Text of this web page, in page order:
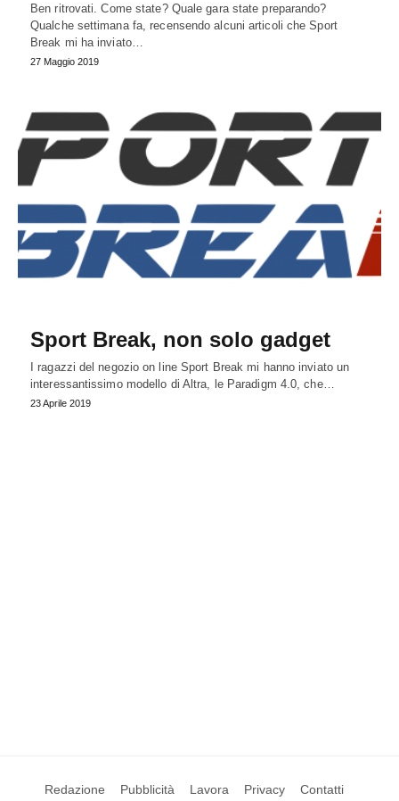
Ben ritrovati. Come state? Quale gara state preparando?
Qualche settimana fa, recensendo alcuni articoli che Sport
Break mi ha inviato…
27 Maggio 2019
Sport Break, non solo gadget
I ragazzi del negozio on line Sport Break mi hanno inviato un
interessantissimo modello di Altra, le Paradigm 4.0, che…
23 Aprile 2019
Redazione Pubblicità Lavora Privacy Contatti